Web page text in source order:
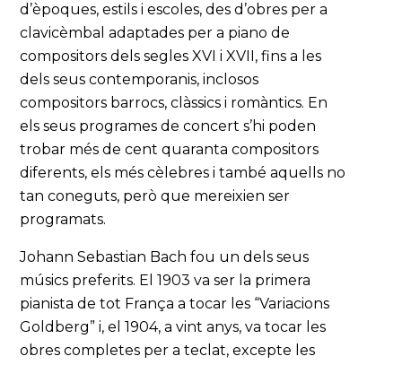
d’èpoques, estils i escoles, des d’obres per a
clavicèmbal adaptades per a piano de
compositors dels segles XVI i XVII, fins a les
dels seus contemporanis, inclosos
compositors barrocs, clàssics i romàntics. En
els seus programes de concert s’hi poden
trobar més de cent quaranta compositors
diferents, els més cèlebres i també aquells no
tan coneguts, però que mereixien ser
programats.
Johann Sebastian Bach fou un dels seus
músics preferits. El 1903 va ser la primera
pianista de tot França a tocar les “Variacions
Goldberg” i, el 1904, a vint anys, va tocar les
obres completes per a teclat, excepte les